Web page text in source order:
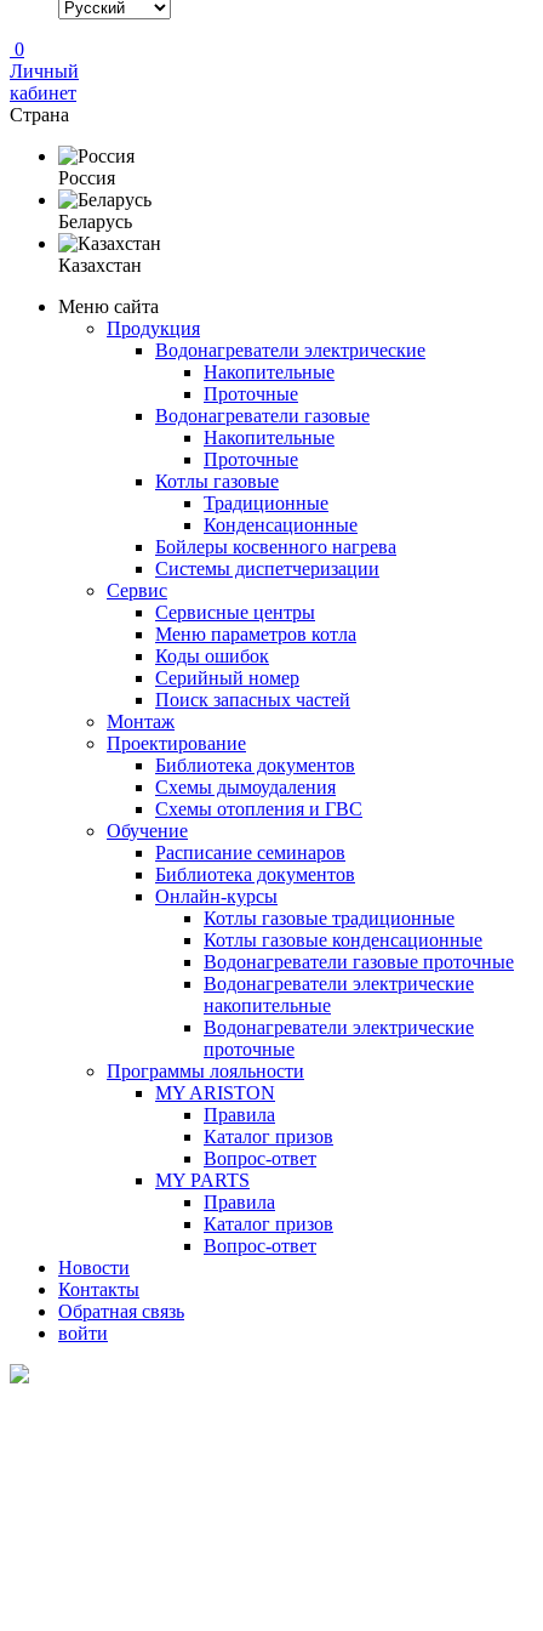
0
Личный
кабинет
Страна
Россия
Беларусь
Казахстан
Меню сайта
Продукция
Водонагреватели электрические
Накопительные
Проточные
Водонагреватели газовые
Накопительные
Проточные
Котлы газовые
Традиционные
Конденсационные
Бойлеры косвенного нагрева
Системы диспетчеризации
Сервис
Сервисные центры
Меню параметров котла
Коды ошибок
Серийный номер
Поиск запасных частей
Монтаж
Проектирование
Библиотека документов
Схемы дымоудаления
Схемы отопления и ГВС
Обучение
Расписание семинаров
Библиотека документов
Онлайн-курсы
Котлы газовые традиционные
Котлы газовые конденсационные
Водонагреватели газовые проточные
Водонагреватели электрические
накопительные
Водонагреватели электрические
проточные
Программы лояльности
MY ARISTON
Правила
Каталог призов
Вопрос-ответ
MY PARTS
Правила
Каталог призов
Вопрос-ответ
Новости
Контакты
Обратная связь
войти